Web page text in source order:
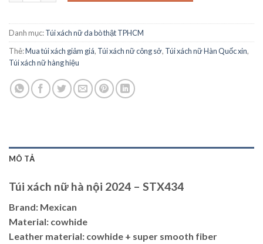
Danh mục:Túi xách nữ da bò thật TPHCM
Thẻ:Mua túi xách giảm giá, Túi xách nữ công sở, Túi xách nữ Hàn Quốc xin,
Túi xách nữ hàng hiệu
MÔ TẢ
Túi xách nữ hà nội 2024 – STX434
Brand: Mexican
Material: cowhide
Leather material: cowhide + super smooth fiber